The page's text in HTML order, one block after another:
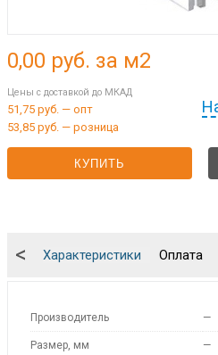
0,00 руб. за м2
Цены с доставкой до МКАД
51,75 руб. — опт
53,85 руб. — розница
КУПИТЬ
Характеристики Оплата
<
Производитель —
Размер, мм —